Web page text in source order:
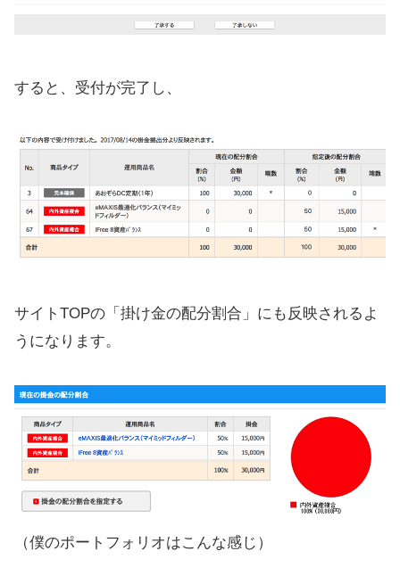
すると、受付が完了し、
サイトTOPの「掛け金の配分割合」にも反映されるよ
うになります。
（僕のポートフォリオはこんな感じ）